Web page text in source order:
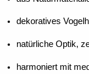
dekoratives
natürliche Optik,
harmoniert mit